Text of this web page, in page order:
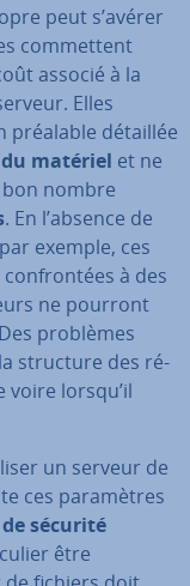
peut s’avérer
com­met­tent
associé à la
Elles
préalable détaillée
matériel et ne
nombre
. En l’absence de
exemple, ces
à des
ne pourront
problèmes
structure des ré­
voire lorsqu’il
un serveur de
ces pa­ra­mètres
sécurité
être